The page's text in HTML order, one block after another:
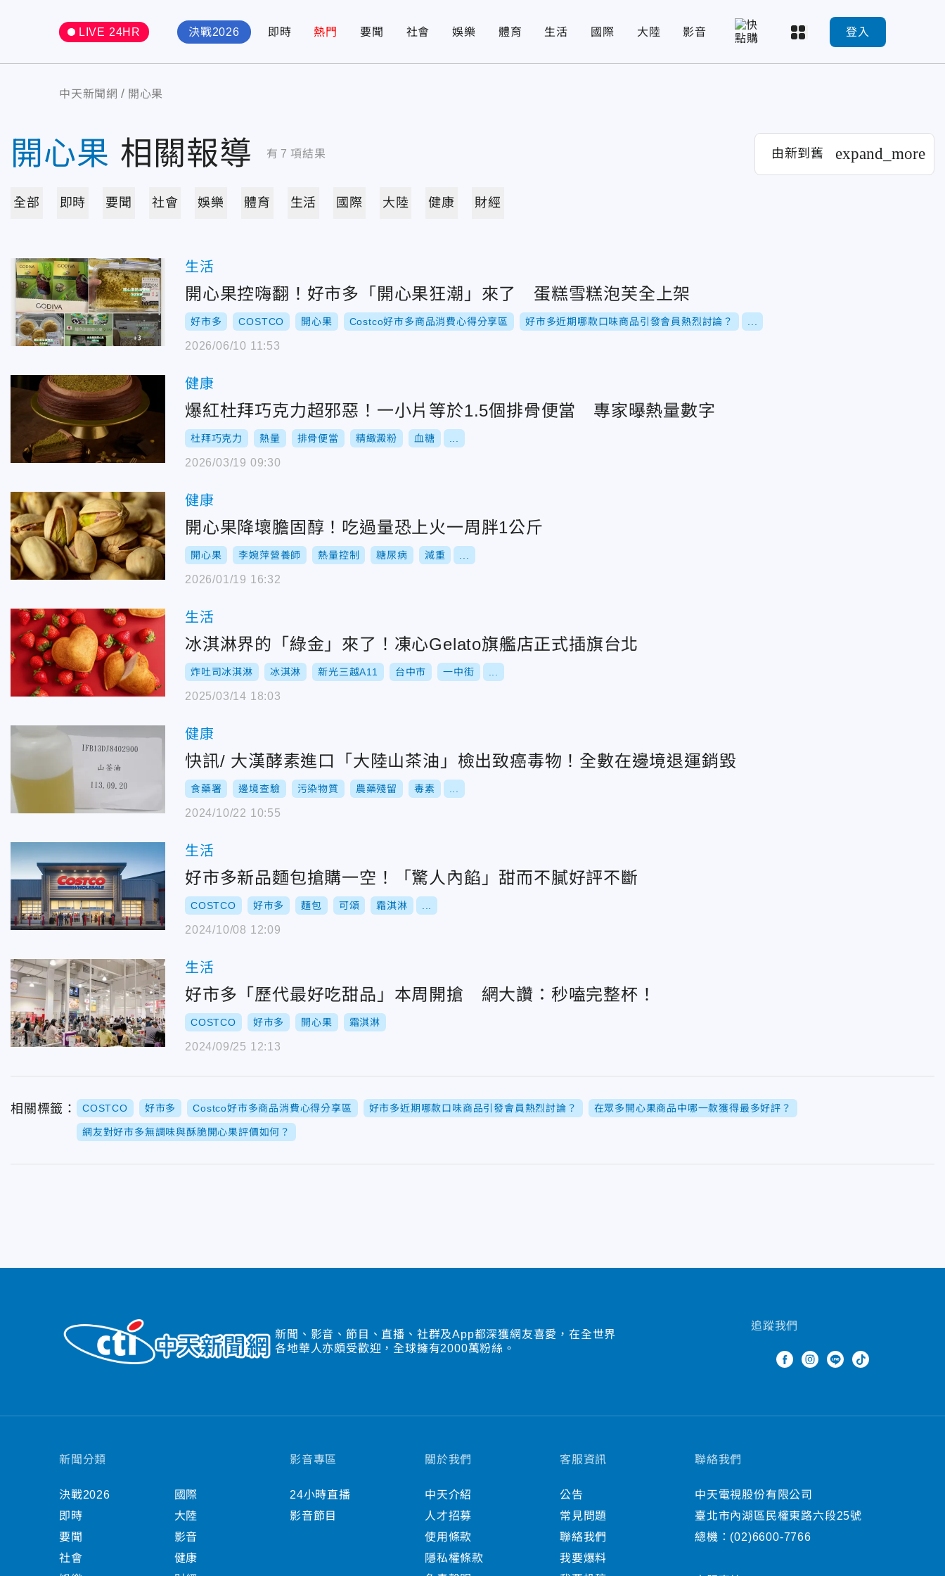
LIVE 24HR 決戰2026 即時 熱門 要聞 社會 娛樂 體育 生活 國際 大陸 影音 登入
中天新聞網 開心果
開心果 相關報導 有 7 項結果 由新到舊 expand_more
全部 即時 要聞 社會 娛樂 體育 生活 國際 大陸 健康 財經
生活
開心果控嗨翻！好市多「開心果狂潮」來了 蛋糕雪糕泡芙全上架
好市多 COSTCO 開心果 Costco好市多商品消費心得分享區 好市多近期哪款口味商品引發會員熱烈討論？
2026/06/10 11:53
健康
爆紅杜拜巧克力超邪惡！一小片等於1.5個排骨便當 專家曝熱量數字
杜拜巧克力 熱量 排骨便當 精緻澱粉 血糖
2026/03/19 09:30
健康
開心果降壞膽固醇！吃過量恐上火一周胖1公斤
開心果 李婉萍營養師 熱量控制 糖尿病 減重
2026/01/19 16:32
生活
冰淇淋界的「綠金」來了！凍心Gelato旗艦店正式插旗台北
炸吐司冰淇淋 冰淇淋 新光三越A11 台中市 一中街
2025/03/14 18:03
健康
快訊/ 大漢酵素進口「大陸山茶油」檢出致癌毒物！全數在邊境退運銷毀
食藥署 邊境查驗 污染物質 農藥殘留 毒素
2024/10/22 10:55
生活
好市多新品麵包搶購一空！「驚人內餡」甜而不膩好評不斷
COSTCO 好市多 麵包 可頌 霜淇淋
2024/10/08 12:09
生活
好市多「歷代最好吃甜品」本周開搶 網大讚：秒嗑完整杯！
COSTCO 好市多 開心果 霜淇淋
2024/09/25 12:13
相關標籤： COSTCO 好市多 Costco好市多商品消費心得分享區 好市多近期哪款口味商品引發會員熱烈討論？ 在眾多開心果商品中哪一款獲得最多好評？
網友對好市多無調味與酥脆開心果評價如何？
新聞、影音、節目、直播、社群及App都深獲網友喜愛，在全世界
各地華人亦頗受歡迎，全球擁有2000萬粉絲。
追蹤我們
新聞分類
決戰2026
即時
要聞
社會
國際
大陸
影音
健康
影音專區
24小時直播
影音節目
關於我們
中天介紹
人才招募
使用條款
隱私權條款
客服資訊
公告
常見問題
聯絡我們
我要爆料
聯絡我們
中天電視股份有限公司
臺北市內湖區民權東路六段25號
總機： (02)6600-7766